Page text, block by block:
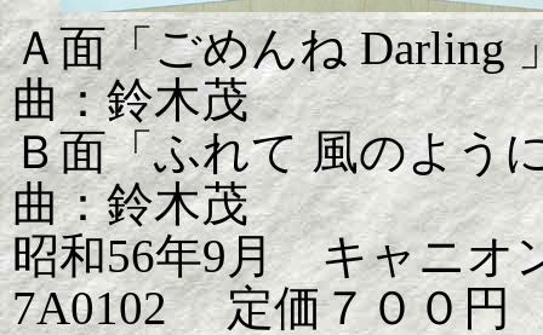
Ａ面「ごめんね Darling
曲：鈴木茂
Ｂ面「ふれて 風のよう
曲：鈴木茂
昭和56年9月 キャニ
7A0102 定価７００円